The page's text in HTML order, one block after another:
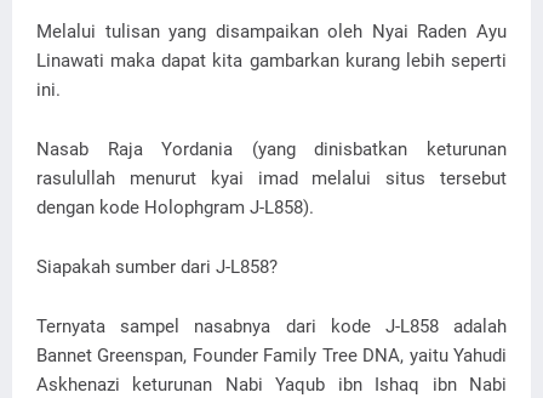
Melalui tulisan yang disampaikan oleh Nyai Raden Ayu
Linawati maka dapat kita gambarkan kurang lebih seperti
ini.
Nasab Raja Yordania (yang dinisbatkan keturunan
rasulullah menurut kyai imad melalui situs tersebut
dengan kode Holophgram J-L858).
Siapakah sumber dari J-L858?
Ternyata sampel nasabnya dari kode J-L858 adalah
Bannet Greenspan, Founder Family Tree DNA, yaitu Yahudi
Askhenazi keturunan Nabi Yaqub ibn Ishaq ibn Nabi